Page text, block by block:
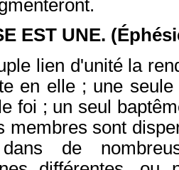
EST UNE.
lien d'unité la
en elle ; une
foi ; un seul
membres sont
de